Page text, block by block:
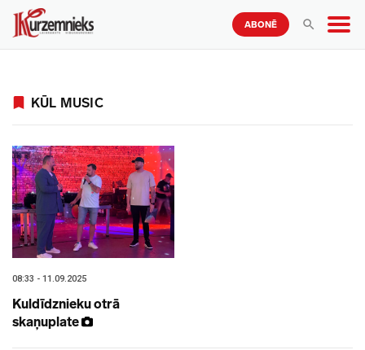
ABONĒ
KŪL MUSIC
08:33 - 11.09.2025
Kuldīdznieku otrā
skaņuplate